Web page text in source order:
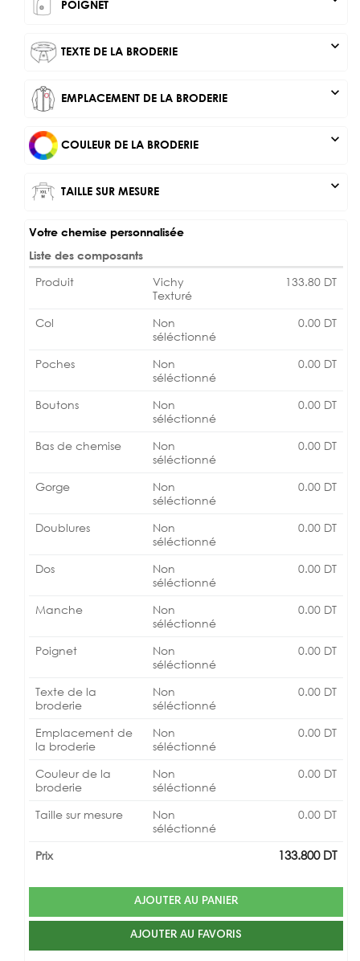
POIGNET
TEXTE DE LA BRODERIE expand_more
EMPLACEMENT DE LA BRODERIE expand_more
COULEUR DE LA BRODERIE expand_more
TAILLE SUR MESURE expand_more
Votre chemise personnalisée
Liste des composants
Produit
Vichy
Texturé
133.80 DT
Col
Non
séléctionné
0.00 DT
Poches
Non
séléctionné
0.00 DT
Boutons
Non
séléctionné
0.00 DT
Bas de chemise
Non
séléctionné
0.00 DT
Gorge
Non
séléctionné
0.00 DT
Doublures
Non
séléctionné
0.00 DT
Dos
Non
séléctionné
0.00 DT
Manche
Non
séléctionné
0.00 DT
Poignet
Non
séléctionné
0.00 DT
Texte de la
broderie
Non
séléctionné
0.00 DT
Emplacement de
la broderie
Non
séléctionné
0.00 DT
Couleur de la
broderie
Non
séléctionné
0.00 DT
Taille sur mesure
Non
séléctionné
0.00 DT
Prix 133.800DT
AJOUTER AU PANIER
AJOUTER AU FAVORIS